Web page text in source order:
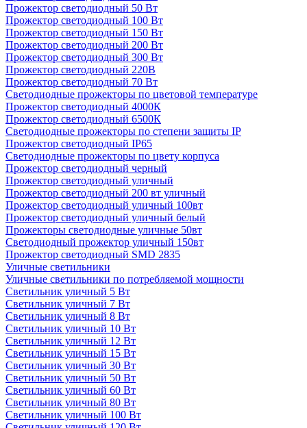
Прожектор светодиодный 50 Вт
Прожектор светодиодный 100 Вт
Прожектор светодиодный 150 Вт
Прожектор светодиодный 200 Вт
Прожектор светодиодный 300 Вт
Прожектор светодиодный 220В
Прожектор светодиодный 70 Вт
Светодиодные прожекторы по цветовой температуре
Прожектор светодиодный 4000К
Прожектор светодиодный 6500К
Светодиодные прожекторы по степени защиты IP
Прожектор светодиодный IP65
Светодиодные прожекторы по цвету корпуса
Прожектор светодиодный черный
Прожектор светодиодный уличный
Прожектор светодиодный 200 вт уличный
Прожектор светодиодный уличный 100вт
Прожектор светодиодный уличный белый
Прожекторы светодиодные уличные 50вт
Светодиодный прожектор уличный 150вт
Прожектор светодиодный SMD 2835
Уличные светильники
Уличные светильники по потребляемой мощности
Светильник уличный 5 Вт
Светильник уличный 7 Вт
Светильник уличный 8 Вт
Светильник уличный 10 Вт
Светильник уличный 12 Вт
Светильник уличный 15 Вт
Светильник уличный 30 Вт
Светильник уличный 50 Вт
Светильник уличный 60 Вт
Светильник уличный 80 Вт
Светильник уличный 100 Вт